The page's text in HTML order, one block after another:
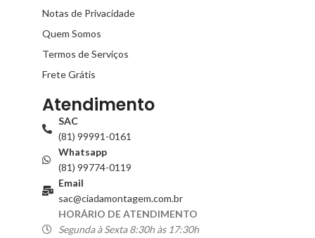
Notas de Privacidade
Quem Somos
Termos de Serviços
Frete Grátis
Atendimento
SAC
(81) 99991-0161
Whatsapp
(81) 99774-0119
Email
sac@ciadamontagem.com.br
HORÁRIO DE ATENDIMENTO
Segunda à Sexta 8:30h às 17:30h